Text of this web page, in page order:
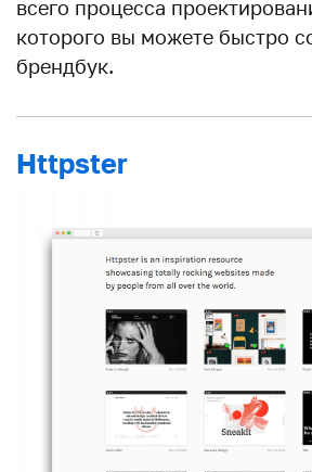
всего процесса
которого вы можете быстро
брендбук.
Httpster